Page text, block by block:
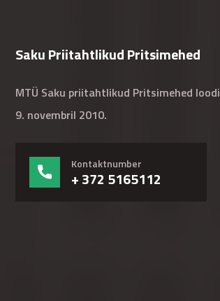
Saku Priitahtlikud Pritsimehed
MTÜ Saku priitahtlikud Pritsimehed loodi
9. novembril 2010.
Kontaktnumber
+ 372 5165112